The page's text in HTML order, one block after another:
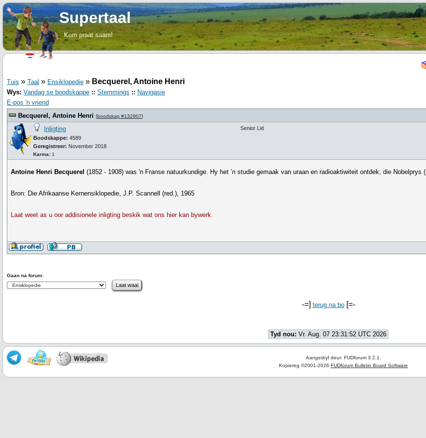
Supertaal
Kom praat saam!
Tuis » Taal » Ensiklopedie » Becquerel, Antoine Henri
Wys: Vandag se boodskappe :: Stemmings :: Navigasie
E-pos 'n vriend
Becquerel, Antoine Henri [boodskap #132907]
Inligting
Boodskappe: 4589
Geregistreer: November 2018
Karma: 1
Senior Lid
Antoine Henri Becquerel (1852 - 1908) was 'n Franse natuurkundige. Hy het ’n studie gemaak van uraan en radioaktiwiteit ontdek; die Nobelprys
Bron: Die Afrikaanse Kernensiklopedie, J.P. Scannell (red.), 1965
Laat weet as u oor addisionele inligting beskik wat ons hier kan bywerk.
Gaan na forum:
-=] terug na bo[=-
Tyd nou: Vr. Aug. 07 23:31:52 UTC 2026
Aangedryf deur: FUDforum 3.2.1.
Kopiereg ©2001-2026 FUDforum Bulletin Board Software